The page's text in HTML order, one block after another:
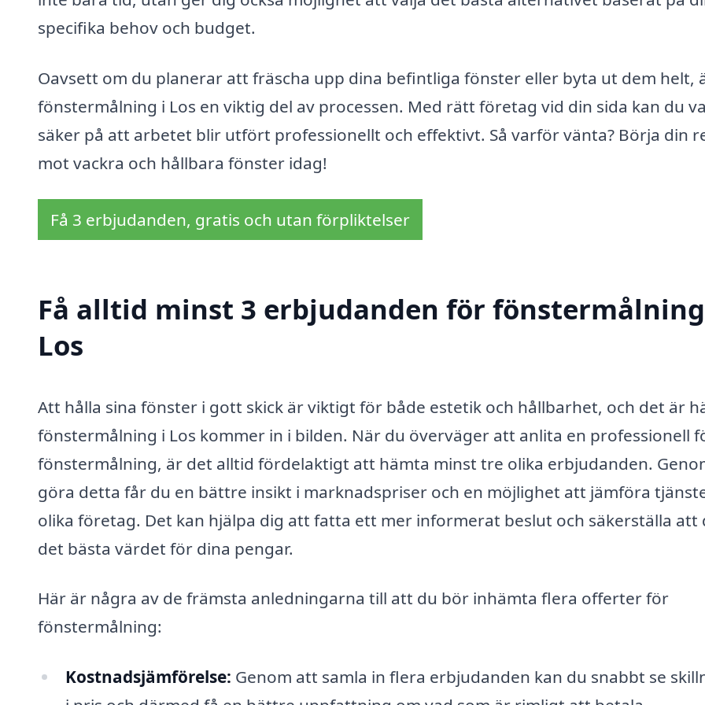
specifika behov och budget.
Oavsett om du planerar att fräscha upp dina befintliga fönster eller byta ut dem helt,
fönstermålning i Los en viktig del av processen. Med rätt företag vid din sida kan du
säker på att arbetet blir utfört professionellt och effektivt. Så varför vänta? Börja din
mot vackra och hållbara fönster idag!
Få 3 erbjudanden, gratis och utan förpliktelser
Få alltid minst 3 erbjudanden för
Los
Att hålla sina fönster i gott skick är viktigt för både estetik och hållbarhet, och det är
fönstermålning i Los kommer in i bilden. När du överväger att anlita en professionell
fönstermålning, är det alltid fördelaktigt att hämta minst tre olika erbjudanden.
göra detta får du en bättre insikt i marknadspriser och en möjlighet att jämföra
olika företag. Det kan hjälpa dig att fatta ett mer informerat beslut och säkerställa att
det bästa värdet för dina pengar.
Här är några av de främsta anledningarna till att du bör inhämta flera offerter för
fönstermålning:
Kostnadsjämförelse: Genom att samla in flera erbjudanden kan du snabbt se